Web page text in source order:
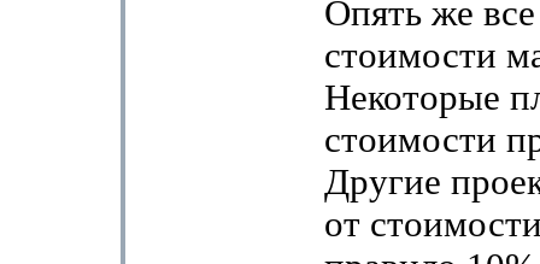
Опять же
стоимости
Некоторые
стоимости
Другие
от